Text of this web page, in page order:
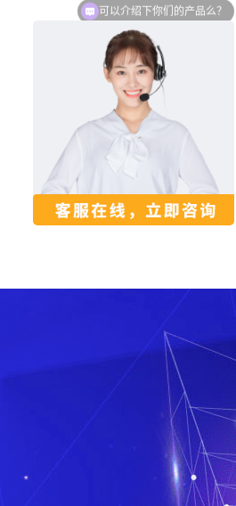
可以介绍下你们的产品么？